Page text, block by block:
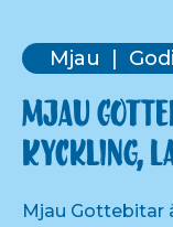
Mjau
Mjau
kyckling,
Mjau Gottebitar